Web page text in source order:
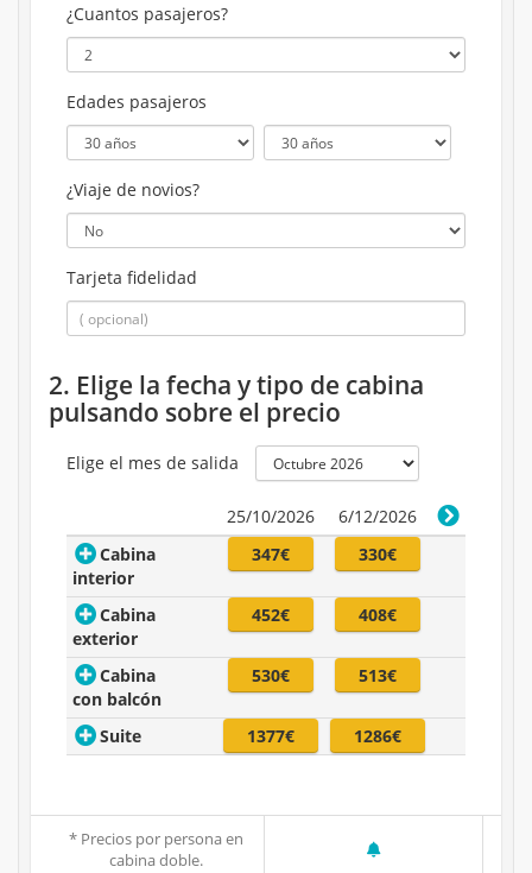
¿Cuantos pasajeros?
Edades pasajeros
¿Viaje de novios?
Tarjeta fidelidad
2. Elige la fecha y tipo de cabina
pulsando sobre el precio
Elige el mes de salida
25/10/2026
6/12/2026
Cabina
interior
347€ 330€
Cabina
exterior
452€ 408€
Cabina
con balcón
530€ 513€
Suite 1377€ 1286€
* Precios por persona en
cabina doble.